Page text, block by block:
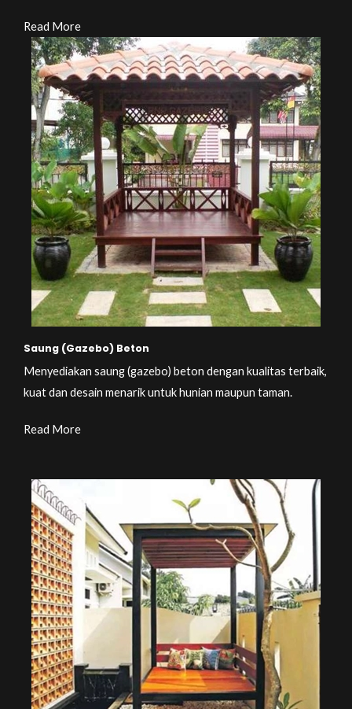
Read More
Saung (Gazebo) Beton
Menyediakan saung (gazebo) beton dengan kualitas terbaik,
kuat dan desain menarik untuk hunian maupun taman.
Read More